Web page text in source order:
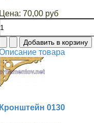
Цена: 70,00 руб
товара
Кронштейн 0130